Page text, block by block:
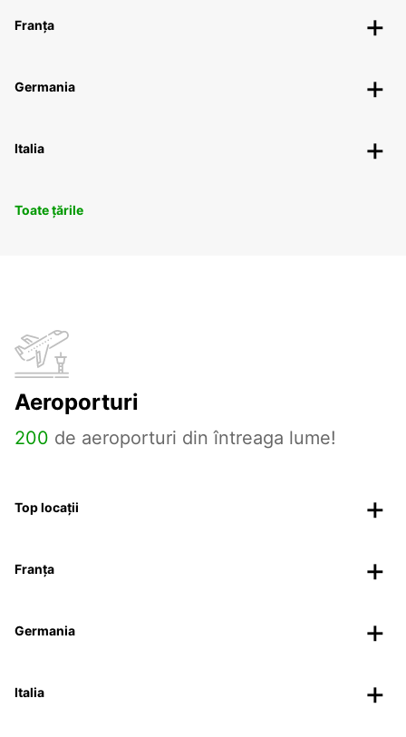
Franța
Germania
Italia
Toate țările
Aeroporturi
200 de aeroporturi din întreaga lume!
Top locații
Franța
Germania
Italia